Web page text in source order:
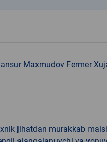
Maxmudov Fermer
jihatdan murakkab